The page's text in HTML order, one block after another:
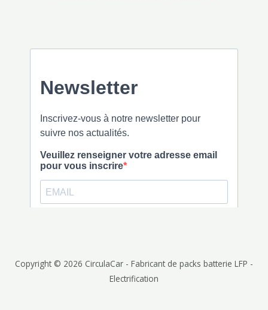
Copyright © 2026 CirculaCar - Fabricant de packs batterie LFP -
Electrification